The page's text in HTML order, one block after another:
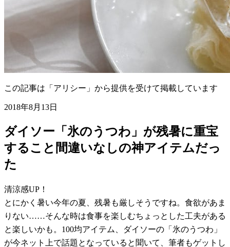
この記事は「アリシー」から提供を受けて掲載しています
2018年8月13日
ダイソー「氷のうつわ」が残暑に重宝
すること間違いなしの神アイテムだっ
た
清涼感UP！
とにかく暑い今年の夏、残暑も厳しそうですね。食欲があま
りない……そんな時は食事を楽しむちょっとした工夫がある
と楽しいかも。100均アイテム、ダイソーの「氷のうつわ」
が今ネット上で話題となっていると聞いて、筆者もゲットし